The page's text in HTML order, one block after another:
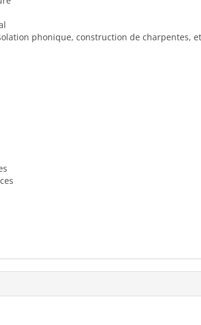
phonique, construction de charpentes,